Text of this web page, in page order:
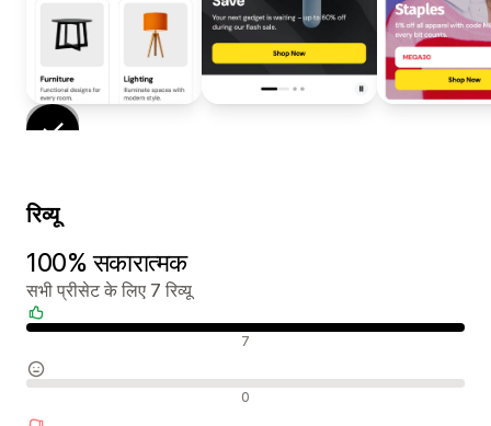
रिव्यू
100% सकारात्मक
सभी प्रीसेट के लिए 7 रिव्यू
7
0